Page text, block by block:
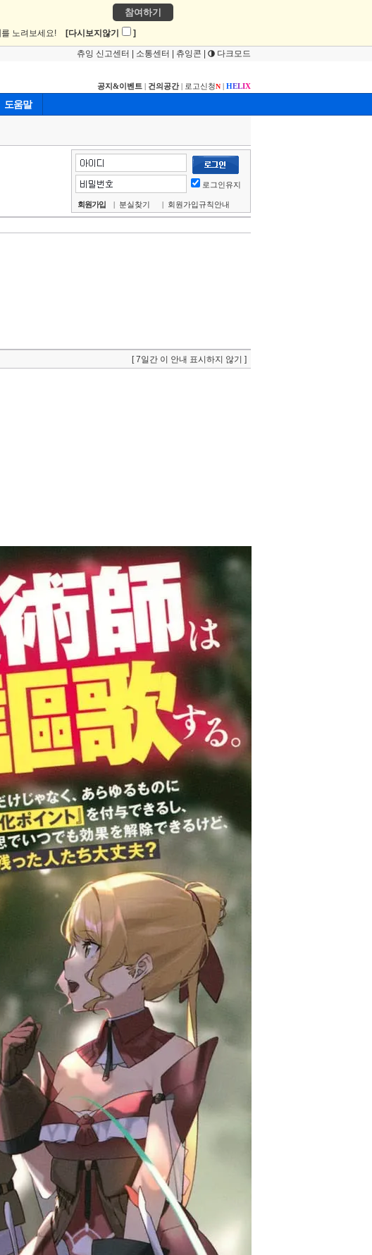
참여하기
를 노려보세요! [다시보지않기 ]
츄잉 신고센터 소통센터 츄잉콘 다크모드
공지&이벤트 | 건의공간| 로고신청N | HELIX
도움말
로그인유지
회원가입 | 분실찾기 | 회원가입규칙안내
[ 7일간 이 안내 표시하지 않기 ]